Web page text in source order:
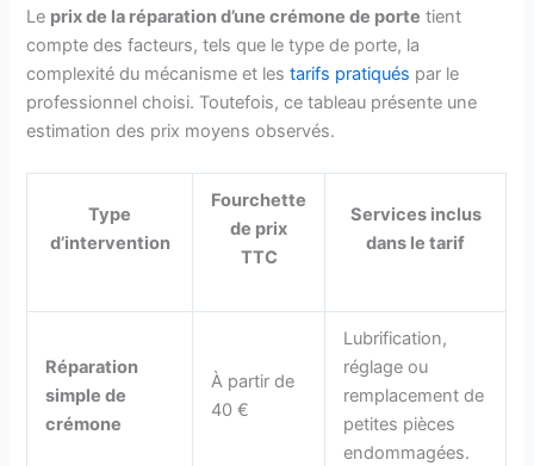
Le prix de la réparation d’une crémone de porte tient
compte des facteurs, tels que le type de porte, la
complexité du mécanisme et lestarifs pratiqués par le
professionnel choisi. Toutefois, ce tableau présente une
estimation des prix moyens observés.
Type
d’intervention
Fourchette
de prix
TTC
Services inclus
dans le tarif
Réparation
simple de
crémone
À partir de
40 €
Lubrification,
réglage ou
remplacement de
petites pièces
endommagées.